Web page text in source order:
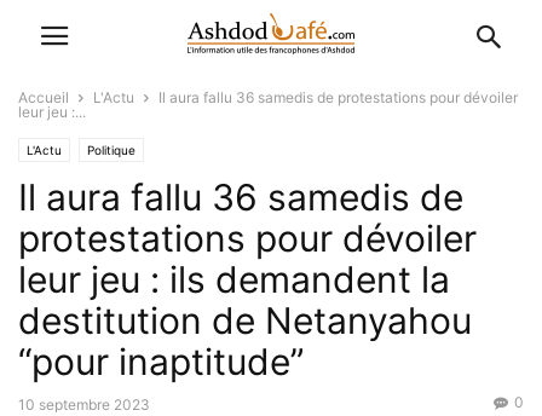
Accueil L'Actu
Il aura fallu 36 samedis de protestations pour dévoiler
leur jeu :...
L'Actu Politique
Il aura fallu 36 samedis de
protestations pour dévoiler
leur jeu : ils demandent la
destitution de Netanyahou
“pour inaptitude”
10 septembre 2023 0